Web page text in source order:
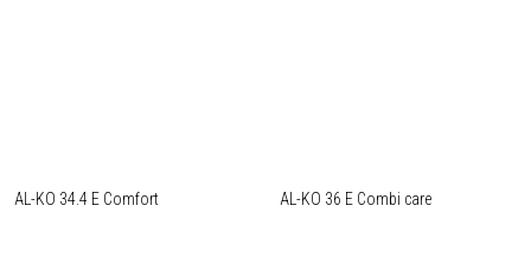
AL-KO 34.4 E Comfort AL-KO 36 E Combi care